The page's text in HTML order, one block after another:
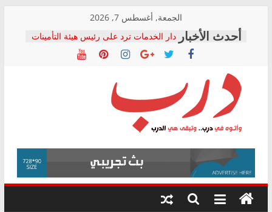
content
الجمعة, أغسطس 7, 2026
دار الخدمات ترد على رئيس هيئة التأمينات
بعد مؤتمره الصحفي: إنكار الأزمة لا ينهي
معاناة أصحاب المعاشات.. ونطالب بكشف
فرحات سليمان يكتب: القطاع الصحي إلى
أين؟
حزب التحالف الشعبي يطلق لجنة “الحق
في الصحة” بالإسكندرية لرصد الانتهاكات
ودعم المرضى
الوزاري لمدينة الصحفيين.. وانتهاء أعمال
إنشاء المبنى الإداري
المجلس القومي لحقوق الإنسان يعلن
متابعة قضية الدكتور محمد زهران.. ويؤكد:
قرينة البراءة وضمانات المحاكمة العادلة
درب
وأتوه
درب..
وتبقى
هي